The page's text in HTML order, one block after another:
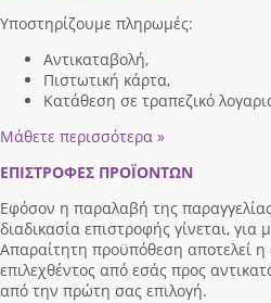
Υποστηρίζουμε πληρωμές:
Αντικαταβολή,
Πιστωτική κάρτα,
Κατάθεση σε τραπεζικό
Μάθετε περισσότερα »
ΕΠΙΣΤΡΟΦΕΣ ΠΡΟΪΟΝΤΩΝ
Εφόσον η παραλαβή της
διαδικασία επιστροφής γίνεται,
Απαραίτητη προϋπόθεση αποτελεί η
επιλεχθέντος από εσάς προς
από την πρώτη σας επιλογή.